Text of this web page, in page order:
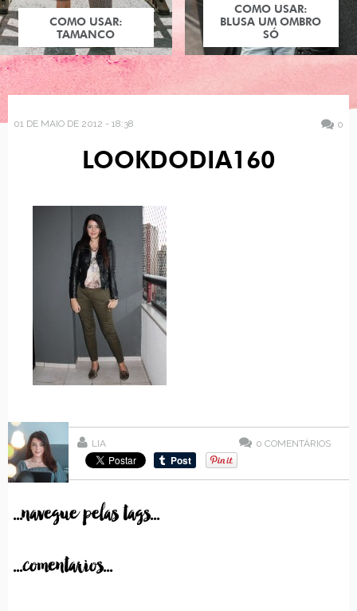
COMO USAR:
TAMANCO
COMO USAR:
BLUSA UM OMBRO
SÓ
01 DE MAIO DE 2012 - 18:38 0
LOOKDODIA160
LIA 0 COMENTÁRIOS
...navegue pelas tags...
...comentarios...